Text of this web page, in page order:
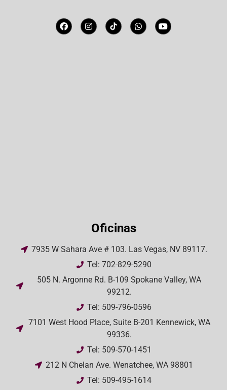
Oficinas
7935 W Sahara Ave # 103. Las Vegas, NV 89117.
Tel: 702-829-5290
505 N. Argonne Rd. B-109 Spokane Valley, WA
99212.
Tel: 509-796-0596
7101 West Hood Place, Suite B-201 Kennewick, WA
99336.
Tel: 509-570-1451
212 N Chelan Ave. Wenatchee, WA 98801
Tel: 509-495-1614